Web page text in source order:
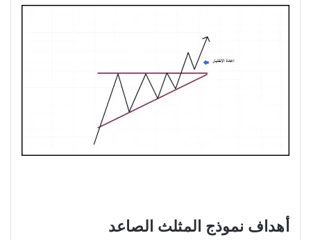
أهداف نموذج المثلث الصاعد